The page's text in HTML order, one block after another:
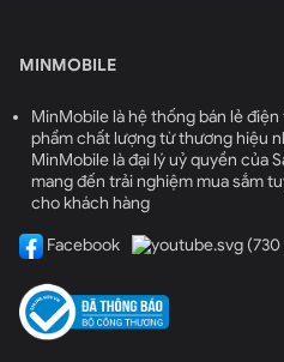
MINMOBILE
MinMobile là hệ thống bán lẻ
phẩm chất lượng từ thương hiệu
MinMobile là đại lý uỷ quyền của
mang đến trải nghiệm mua sắm
cho khách hàng
Facebook